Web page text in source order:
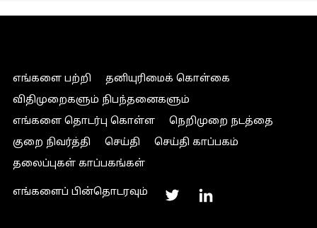
எங்களை பற்றி
தனியுரிமைக் கொள்கை
விதிமுறைகளும் நிபந்தனைகளும்
எங்களை தொடர்பு கொள்ள
நெறிமுறை நடத்தை
குறை நிவர்த்தி
செய்தி
செய்தி காப்பகம்
தலைப்புகள் காப்பகங்கள்
எங்களைப் பின்தொடரவும்